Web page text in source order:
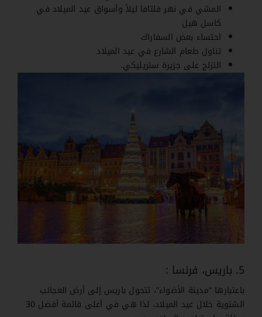
المشي في نهر فلتافا ليلاً وأسواق عيد الميلاد في
كاسل هيل
احتساء بعض السفاراك
تناول طعام الشارع في عيد الميلاد
التزلج على جزيرة ستريليكي.
5. باريس، فرنسا :
باعتبارها “مدينة الأضواء”، تتحول باريس إلى أرض العجائب
الشتوية خلال عيد الميلاد، لذا هي في أعلى قائمة أفضل 30